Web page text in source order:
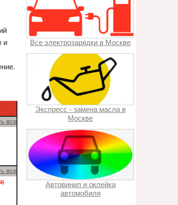
и
все
все
Все электрозарядки в Москве
Экспресс - замена масла в
Москве
Автовинил и оклейка
автомобиля